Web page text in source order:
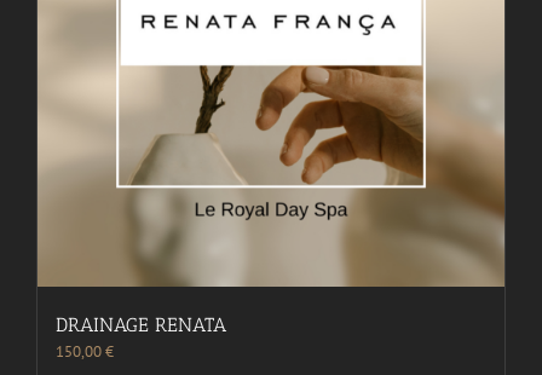
DRAINAGE RENATA
150,00€